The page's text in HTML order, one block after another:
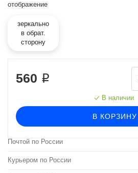
отображение
зеркально
в обрат.
сторону
560 ₽
В наличии
В КОРЗИНУ
Почтой по России
Курьером по России